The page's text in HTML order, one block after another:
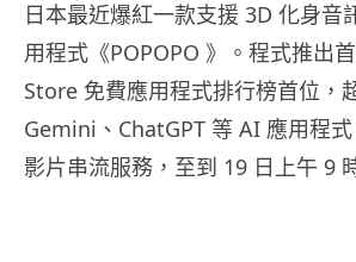
日本最近爆紅一款支援 3D 化身音
用程式《POPOPO 》。程式推出
Store 免費應用程式排行榜首位，
Gemini、ChatGPT 等 AI 應用程
影片串流服務，至到 19 日上午 9